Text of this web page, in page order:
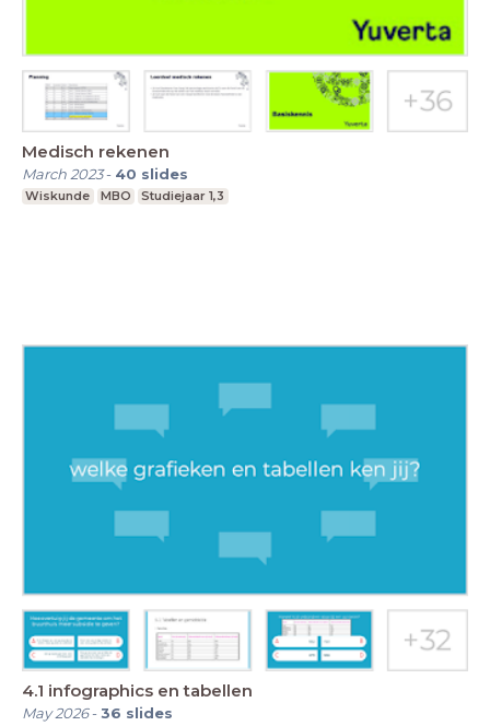
Medisch rekenen
March 2023- 40 slides
Wiskunde MBO Studiejaar 1,3
4.1 infographics en tabellen
May 2026-36 slides